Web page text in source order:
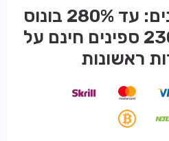
חבילת קבלת פנים: עד 280% בונוס
עד €2,200 + 230 ספינים חינם על